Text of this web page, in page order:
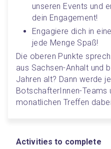
unseren Events und
dein Engagement!
Engagiere dich in
jede Menge Spaß!
Die oberen Punkte
aus Sachsen-Anhalt und
Jahren alt? Dann werde
BotschafterInnen-Teams
monatlichen Treffen
Activities to complete